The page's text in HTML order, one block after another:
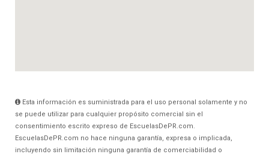
Esta información es suministrada para el uso personal solamente y no
se puede utilizar para cualquier propósito comercial sin el
consentimiento escrito expreso de EscuelasDePR.com.
EscuelasDePR.com no hace ninguna garantía, expresa o implicada,
incluyendo sin limitación ninguna garantía de comerciabilidad o